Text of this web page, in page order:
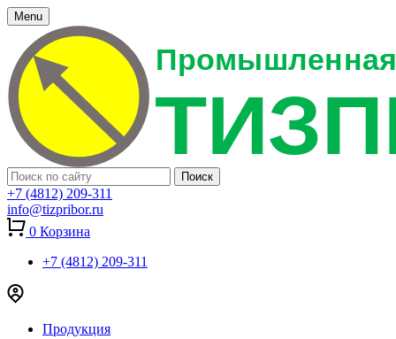
Menu
+7 (4812) 209-311
info@tizpribor.ru
0 Корзина
+7 (4812) 209-311
Продукция